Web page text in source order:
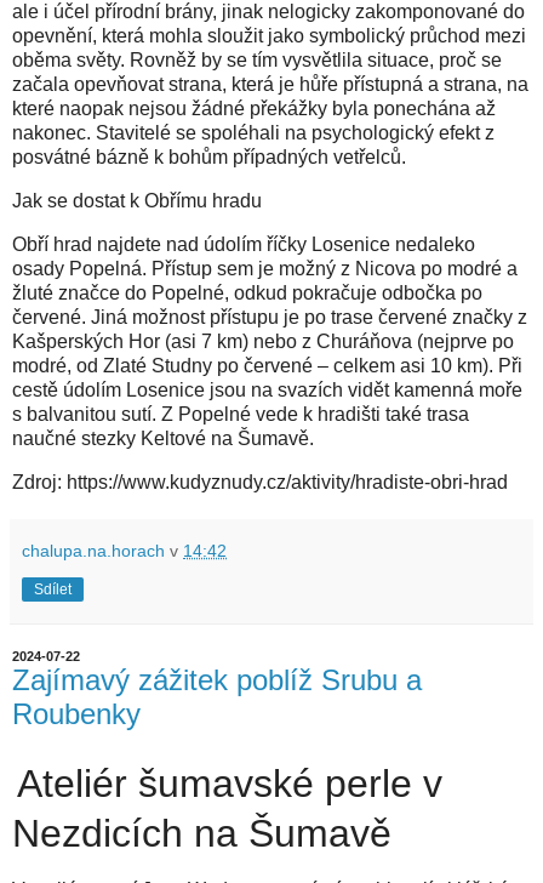
ale i účel přírodní brány, jinak nelogicky zakomponované do
opevnění, která mohla sloužit jako symbolický průchod mezi
oběma světy. Rovněž by se tím vysvětlila situace, proč se
začala opevňovat strana, která je hůře přístupná a strana, na
které naopak nejsou žádné překážky byla ponechána až
nakonec. Stavitelé se spoléhali na psychologický efekt z
posvátné bázně k bohům případných vetřelců.
Jak se dostat k Obřímu hradu
Obří hrad najdete nad údolím říčky Losenice nedaleko
osady Popelná. Přístup sem je možný z Nicova po modré a
žluté značce do Popelné, odkud pokračuje odbočka po
červené. Jiná možnost přístupu je po trase červené značky z
Kašperských Hor (asi 7 km) nebo z Churáňova (nejprve po
modré, od Zlaté Studny po červené – celkem asi 10 km). Při
cestě údolím Losenice jsou na svazích vidět kamenná moře
s balvanitou sutí. Z Popelné vede k hradišti také trasa
naučné stezky Keltové na Šumavě.
Zdroj: https://www.kudyznudy.cz/aktivity/hradiste-obri-hrad
chalupa.na.horach v 14:42
Sdílet
2024-07-22
Zajímavý zážitek poblíž Srubu a
Roubenky
Ateliér šumavské perle v
Nezdicích na Šumavě